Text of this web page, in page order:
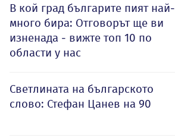
В кой град българите пият най-
много бира: Отговорът ще ви
изненада - вижте топ 10 по
области у нас
Светлината на българското
слово: Стефан Цанев на 90